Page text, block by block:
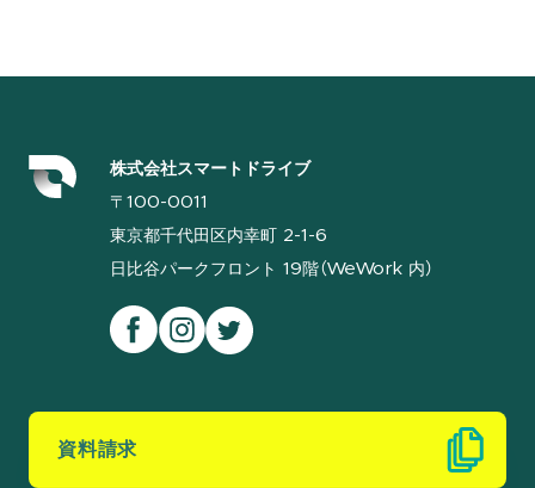
株式会社スマートドライブ
〒100-0011
東京都千代田区内幸町 2-1-6
日比谷パークフロント 19階（WeWork 内）
資料請求